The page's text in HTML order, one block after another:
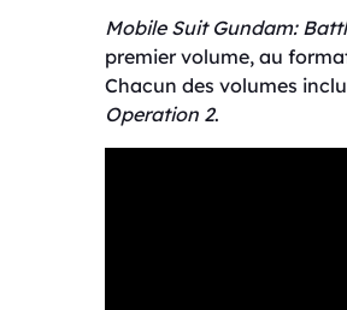
Mobile Suit Gundam:
premier volume, au
Chacun des volumes
Operation 2.